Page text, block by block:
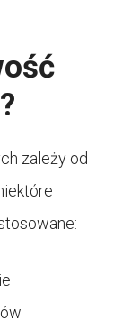
zależy od